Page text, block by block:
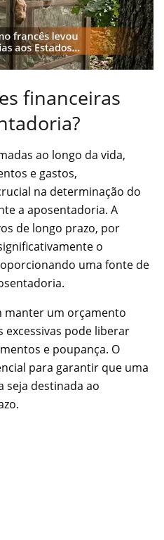
financeiras
ao longo da vida,
e gastos,
na determinação do
a aposentadoria. A
de longo prazo, por
o
uma fonte de
manter um orçamento
pode liberar
e poupança. O
para garantir que uma
seja destinada ao